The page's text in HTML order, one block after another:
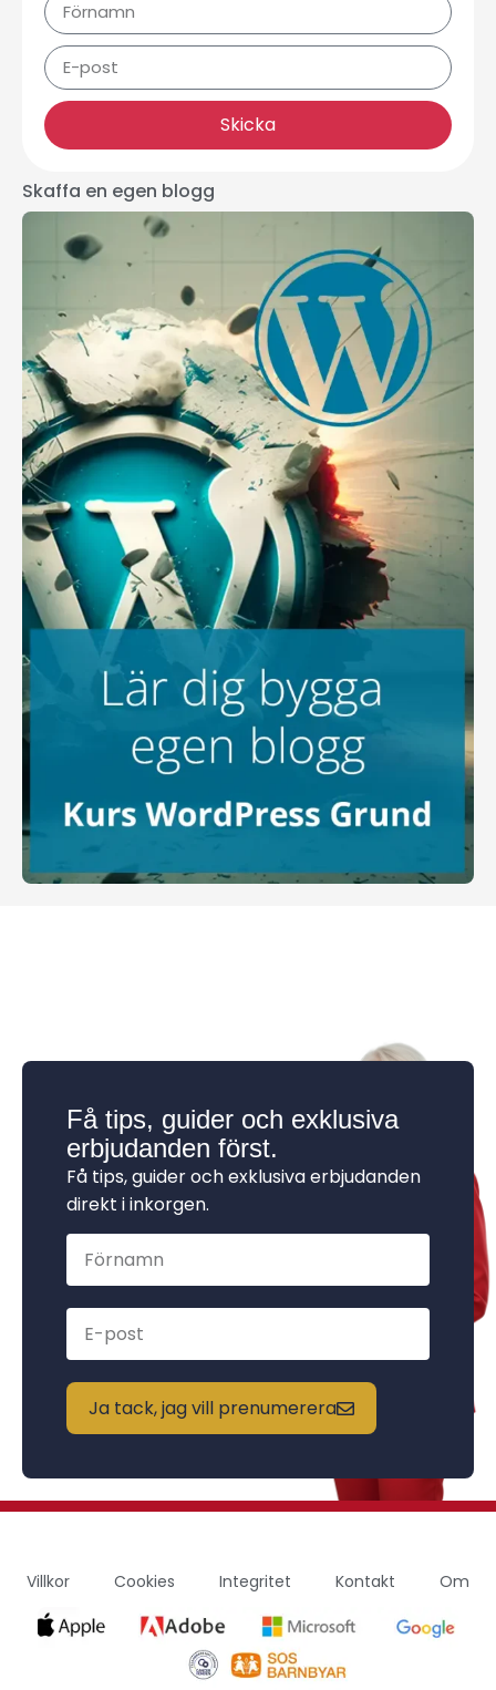
Skicka
Skaffa en egen blogg
Få tips, guider och exklusiva
erbjudanden först.
Få tips, guider och exklusiva erbjudanden
direkt i inkorgen.
Ja tack, jag vill prenumerera
Villkor Cookies Integritet Kontakt Om